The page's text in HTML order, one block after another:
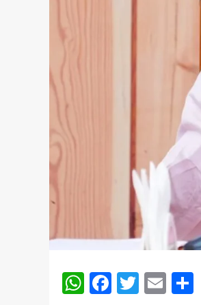
WhatsApp
Facebook
Twitter